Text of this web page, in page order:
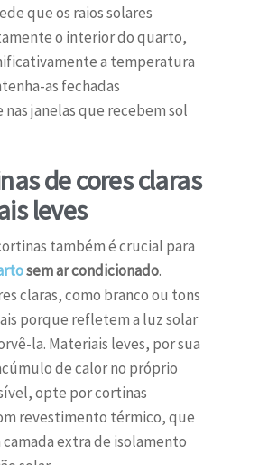
que os raios solares
o interior do quarto,
a temperatura
as fechadas
janelas que recebem sol
de cores claras
leves
também é crucial para
sem ar condicionado.
claras, como branco ou tons
porque refletem a luz solar
la. Materiais leves, por sua
de calor no próprio
opte por cortinas
revestimento térmico, que
extra de isolamento